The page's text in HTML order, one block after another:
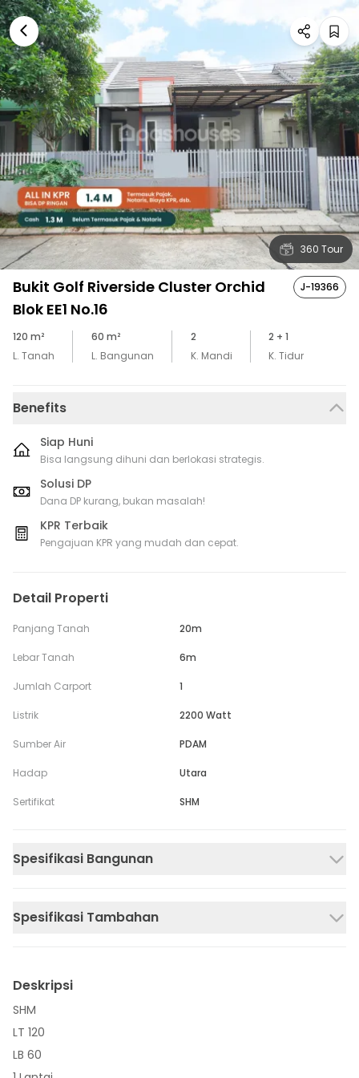
360 Tour
Bukit Golf Riverside Cluster Orchid
Blok EE1 No.16
J-19366
120 m²
L. Tanah
60 m²
L. Bangunan
2
K. Mandi
2 + 1
K. Tidur
Benefits
Siap Huni
Bisa langsung dihuni dan berlokasi strategis.
Solusi DP
Dana DP kurang, bukan masalah!
KPR Terbaik
Pengajuan KPR yang mudah dan cepat.
Detail Properti
Panjang Tanah 20m
Lebar Tanah 6m
Jumlah Carport 1
Listrik 2200 Watt
Sumber Air PDAM
Hadap Utara
Sertifikat SHM
Spesifikasi Bangunan
Spesifikasi Tambahan
Deskripsi
SHM
LT 120
LB 60